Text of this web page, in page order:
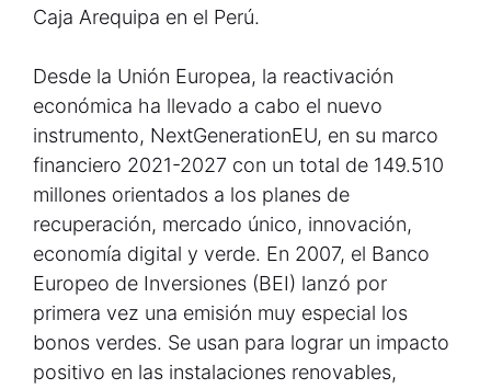
Caja Arequipa en el Perú.
Desde la Unión Europea, la reactivación
económica ha llevado a cabo el nuevo
instrumento, NextGenerationEU, en su marco
financiero 2021-2027 con un total de 149.510
millones orientados a los planes de
recuperación, mercado único, innovación,
economía digital y verde. En 2007, el Banco
Europeo de Inversiones (BEI) lanzó por
primera vez una emisión muy especial los
bonos verdes. Se usan para lograr un impacto
positivo en las instalaciones renovables,